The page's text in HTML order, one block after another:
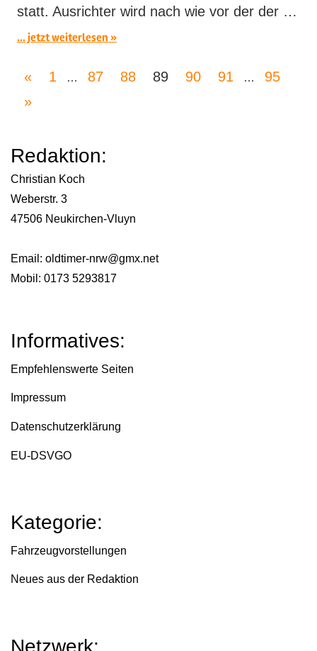
statt. Ausrichter wird nach wie vor der der …
... jetzt weiterlesen
Seitennummerierung
der
«Vorherige
Beiträge
1 … 87 88 89 90 91 …
95
Nächste
»
Redaktion:
Christian Koch
Weberstr. 3
47506 Neukirchen-Vluyn
Email: oldtimer-nrw@gmx.net
Mobil: 0173 5293817
Informatives:
Empfehlenswerte Seiten
Impressum
Datenschutzerklärung
EU-DSVGO
Kategorie:
Fahrzeugvorstellungen
Neues aus der Redaktion
Netzwerk: